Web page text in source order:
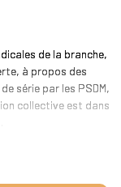
de la branche,
à propos des
série par les PSDM,
collective est dans